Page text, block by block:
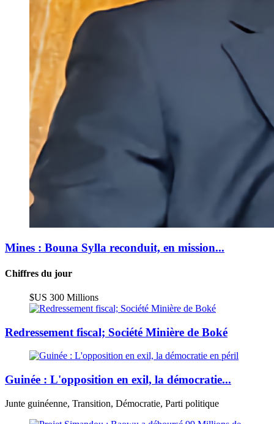
Mines : Bouna Sylla reconduit, en mission...
Chiffres du jour
$US 300 Millions
Redressement fiscal; Société Minière de Boké
Guinée : L'opposition en exil, la démocratie...
Junte guinéenne, Transition, Démocratie, Parti politique